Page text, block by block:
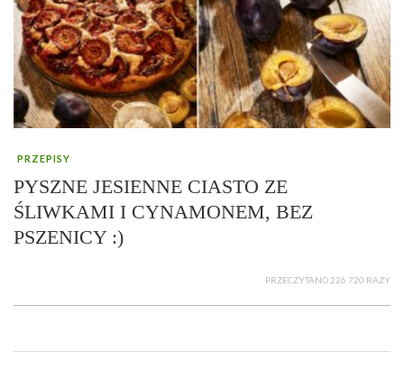
PRZEPISY
PYSZNE JESIENNE CIASTO ZE
ŚLIWKAMI I CYNAMONEM, BEZ
PSZENICY :)
PRZECZYTANO 226 720 RAZY